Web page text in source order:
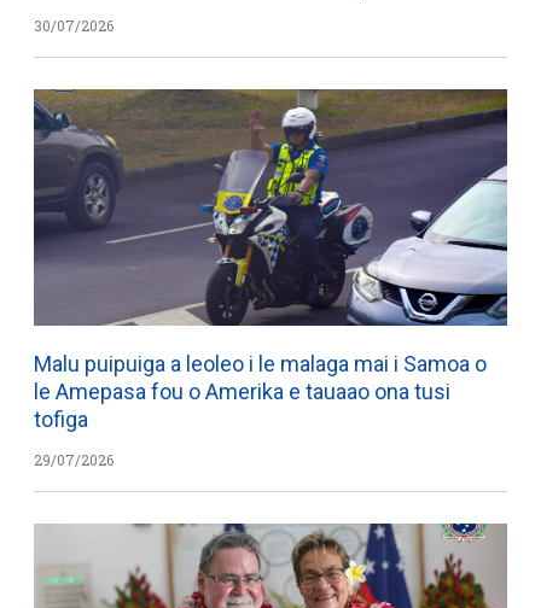
30/07/2026
Malu puipuiga a leoleo i le malaga mai i Samoa o
le Amepasa fou o Amerika e tauaao ona tusi
tofiga
29/07/2026